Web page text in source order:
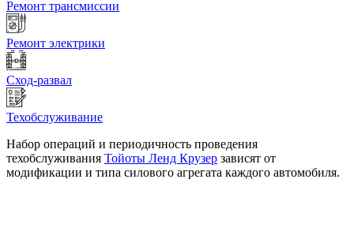
Ремонт трансмиссии
Ремонт электрики
Сход-развал
Техобслуживание
Набор операций и периодичность проведения
техобслуживания Тойоты Ленд Крузер зависят от
модификации и типа силового агрегата каждого автомобиля.